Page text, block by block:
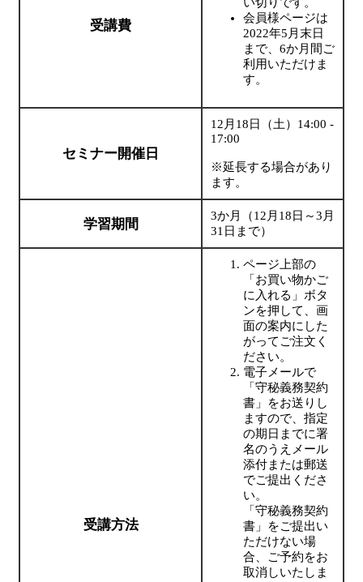
受講費
会員様ページは
2022年5月末日
まで、6か月間ご
利用いただけま
す。
セミナー開催日
12月18日（土）14:00 -
17:00
※延長する場合があり
ます。
学習期間
3か月（12月18日～3月
31日まで）
受講方法
ページ上部の
「お買い物かご
に入れる」ボタ
ンを押して、画
面の案内にした
がってご注文く
ださい。
電子メールで
「守秘義務契約
書」をお送りし
ますので、指定
の期日までに署
名のうえメール
添付または郵送
でご提出くださ
い。
「守秘義務契約
書」をご提出い
ただけない場
合、ご予約をお
取消しいたしま